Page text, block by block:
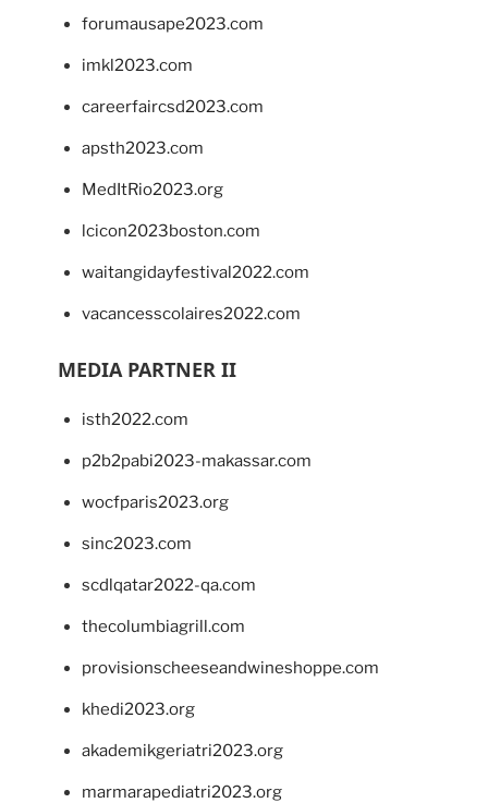
forumausape2023.com
imkl2023.com
careerfaircsd2023.com
apsth2023.com
MedItRio2023.org
lcicon2023boston.com
waitangidayfestival2022.com
vacancesscolaires2022.com
MEDIA PARTNER II
isth2022.com
p2b2pabi2023-makassar.com
wocfparis2023.org
sinc2023.com
scdlqatar2022-qa.com
thecolumbiagrill.com
provisionscheeseandwineshoppe.com
khedi2023.org
akademikgeriatri2023.org
marmarapediatri2023.org